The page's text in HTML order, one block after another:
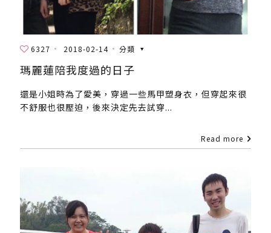
6327 2018-02-14 分類
瑪麗蓮陪我度過的日子
還是小姐時為了愛美，穿過一些馬甲塑身衣，但穿起來很
不舒服也很壓迫，後來決定先去試穿...
Read more